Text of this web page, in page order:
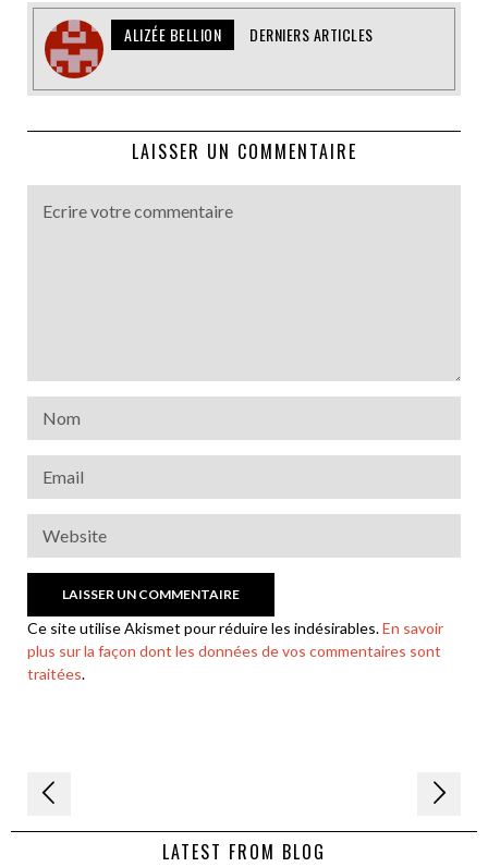
ALIZÉE BELLION DERNIERS ARTICLES
LAISSER UN COMMENTAIRE
Ce site utilise Akismet pour réduire les indésirables.En savoir
plus sur la façon dont les données de vos commentaires sont
traitées.
Navigation
de LATEST FROM BLOG